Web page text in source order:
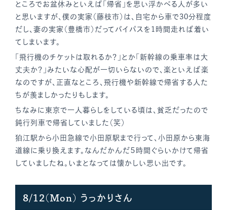
ところでお盆休みといえば「帰省」を思い浮かべる人が多い
と思いますが、僕の実家（藤枝市）は、自宅から車で30分程度
だし、妻の実家（豊橋市）だってバイパスを1時間走れば着い
てしまいます。
「飛行機のチケットは取れるか？」とか「新幹線の乗車率は大
丈夫か？」みたいな心配が一切いらないので、楽といえば楽
なのですが、正直なところ、飛行機や新幹線で帰省する人た
ちが羨ましかったりもします。
ちなみに東京で一人暮らしをしている頃は、貧乏だったので
鈍行列車で帰省していました（笑）
狛江駅から小田急線で小田原駅まで行って、小田原から東海
道線に乗り換えます。なんだかんだ５時間ぐらいかけて帰省
していましたね。いまとなっては懐かしい思い出です。
8/12(Mon) うっかりさん